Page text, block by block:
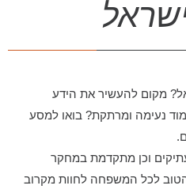
מקום להעשיר את הידע
נעימה ומרתקת? בואו למסע
וכן מתקדמת במחקר
הטוב לכל המשפחה לחוות מקרוב